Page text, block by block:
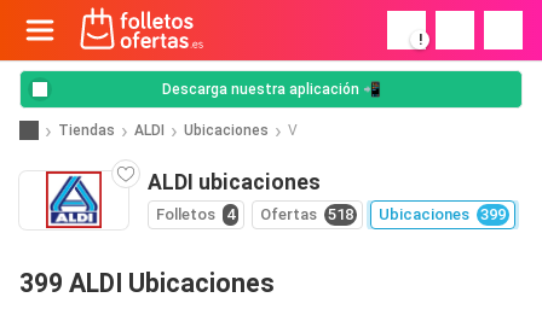
!
Descarga nuestra aplicación 📲
Tiendas ALDI Ubicaciones V
ALDI ubicaciones
Folletos 4 Ofertas 518 Ubicaciones 399
399 ALDI Ubicaciones